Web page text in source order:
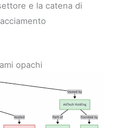
e la catena di
opachi